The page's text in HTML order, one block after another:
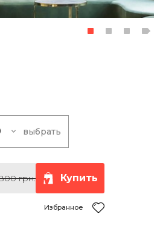
выбрать
3 420 грн.
5 400 грн.
7 830 грн.
12 150 грн.
грн. Купить
Избранное